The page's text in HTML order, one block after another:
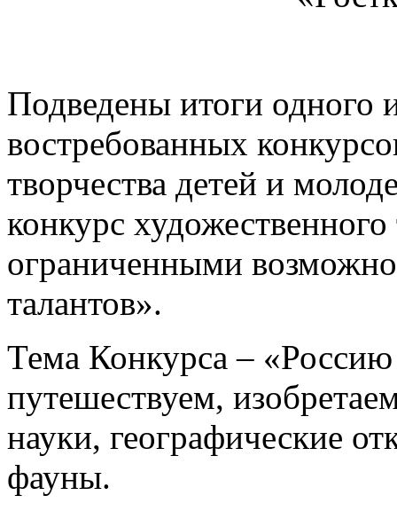
Подведены итоги одного
востребованных
творчества детей и
конкурс художественного
ограниченными
талантов».
Тема Конкурса –
путешествуем,
науки, географические
фауны.